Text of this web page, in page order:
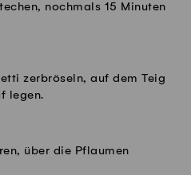
nochmals 15 Minuten
zerbröseln, auf dem Teig
legen.
über die Pflaumen